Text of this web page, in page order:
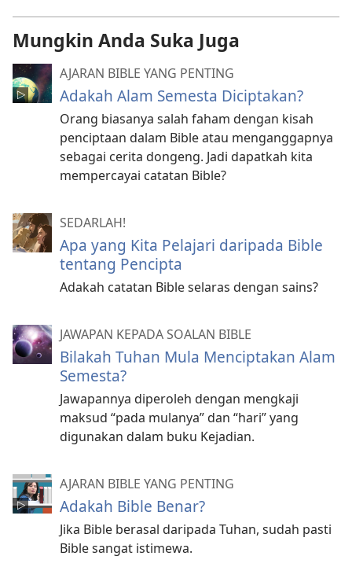
Mungkin Anda Suka Juga
AJARAN BIBLE YANG PENTING
Adakah Alam Semesta Diciptakan?
Orang biasanya salah faham dengan kisah
penciptaan dalam Bible atau menganggapnya
sebagai cerita dongeng. Jadi dapatkah kita
mempercayai catatan Bible?
SEDARLAH!
Apa yang Kita Pelajari daripada Bible
tentang Pencipta
Adakah catatan Bible selaras dengan sains?
JAWAPAN KEPADA SOALAN BIBLE
Bilakah Tuhan Mula Menciptakan Alam
Semesta?
Jawapannya diperoleh dengan mengkaji
maksud “pada mulanya” dan “hari” yang
digunakan dalam buku Kejadian.
AJARAN BIBLE YANG PENTING
Adakah Bible Benar?
Jika Bible berasal daripada Tuhan, sudah pasti
Bible sangat istimewa.